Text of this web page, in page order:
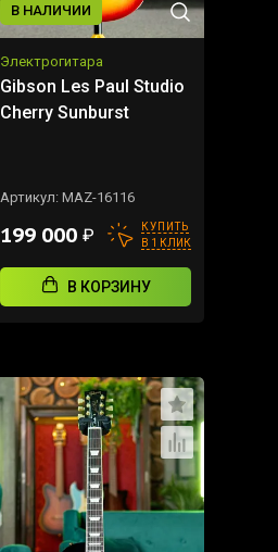
В НАЛИЧИИ
Электрогитара
Gibson Les Paul Studio
Cherry Sunburst
Артикул:MAZ-16116
199 000₽
КУПИТЬ
В 1 КЛИК
В КОРЗИНУ